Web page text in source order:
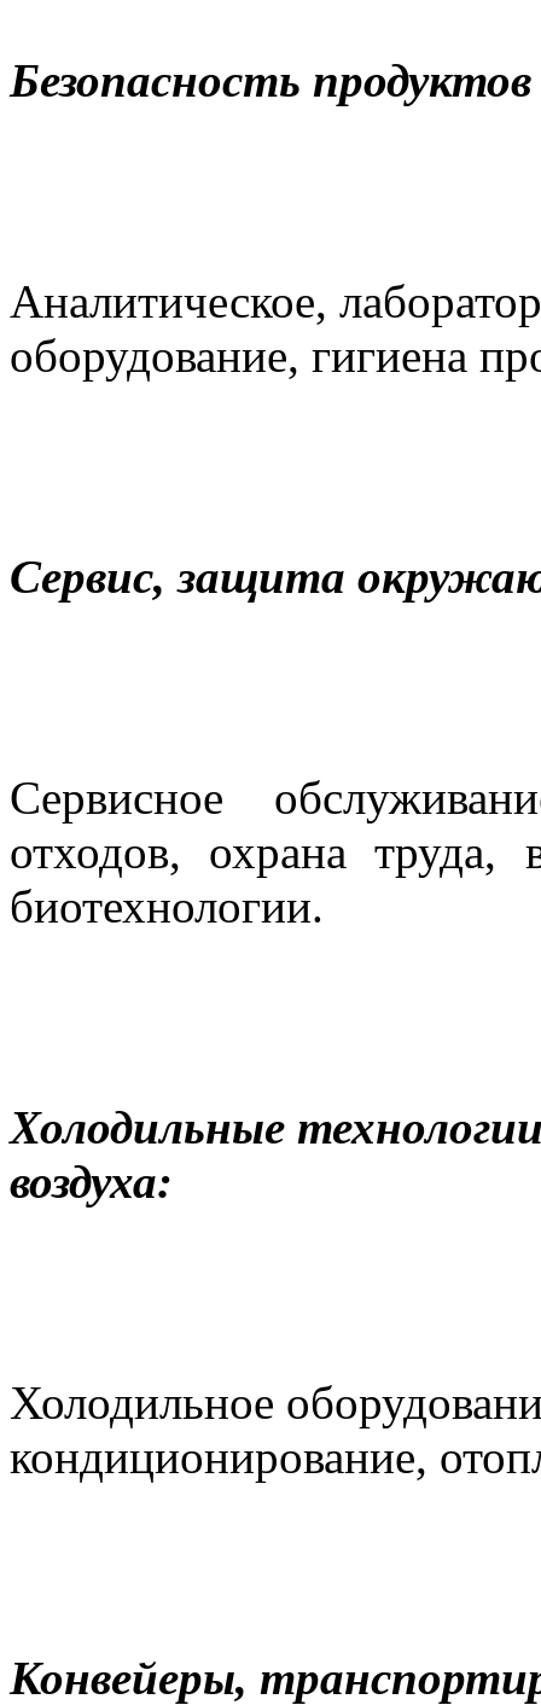
Безопасность
Аналитическое,
оборудование, гигиена
Сервис, защита
Сервисное
отходов, охрана труда,
биотехнологии.
Холодильные
воздуха:
Холодильное
кондиционирование,
Конвейеры,